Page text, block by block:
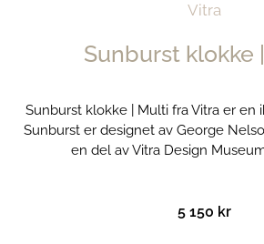
Vitra
Sunburst klokke
Sunburst klokke | Multi fra Vitra er en
Sunburst er designet av George
en del av Vitra Design
5 150 kr